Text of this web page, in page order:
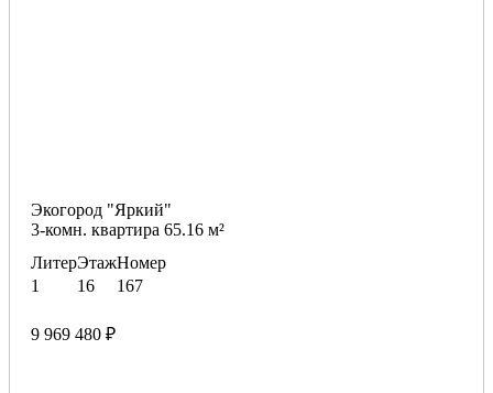
Экогород "Яркий"
3-комн. квартира 65.16 м²
Литер
1
Этаж
16
Номер
167
9 969 480 ₽